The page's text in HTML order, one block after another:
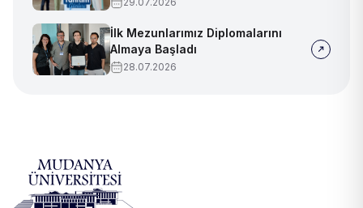
İlk Mezunlarımız Diplomalarını
Almaya Başladı
28.07.2026